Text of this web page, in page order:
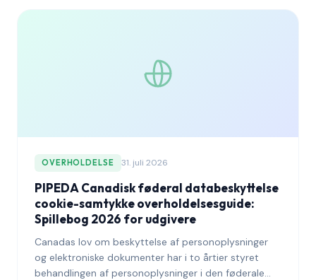
tilslutter Optimizely til en samtykkestyringsplatform,
statistiske styrke bevares, der gør platformen værd
OVERHOLDELSE 31. juli 2026
PIPEDA Canadisk føderal databeskyttelse
cookie-samtykke overholdelsesguide:
Spillebog 2026 for udgivere
Canadas lov om beskyttelse af personoplysninger
og elektroniske dokumenter har i to årtier styret
behandlingen af personoplysninger i den føderale